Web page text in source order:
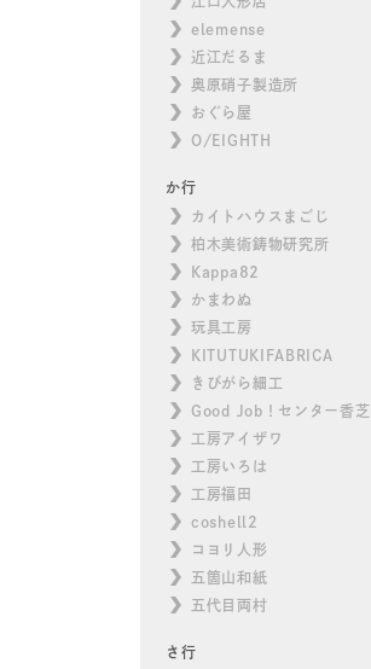
elemense
近江だるま
奥原硝子製造所
おぐら屋
O/EIGHTH
か行
カイトハウスまごじ
柏木美術鋳物研究所
Kappa82
かまわぬ
玩具工房
KITUTUKIFABRICA
きびがら細工
Good Job！センター香芝
工房アイザワ
工房いろは
工房福田
coshell2
コヨリ人形
五箇山和紙
五代目両村
さ行